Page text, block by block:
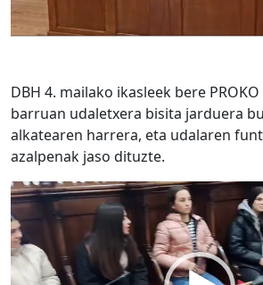
DBH 4. mailako ikasleek bere
barruan udaletxera bisita jarduera
alkatearen harrera, eta udalaren
azalpenak jaso dituzte.
Video
Player